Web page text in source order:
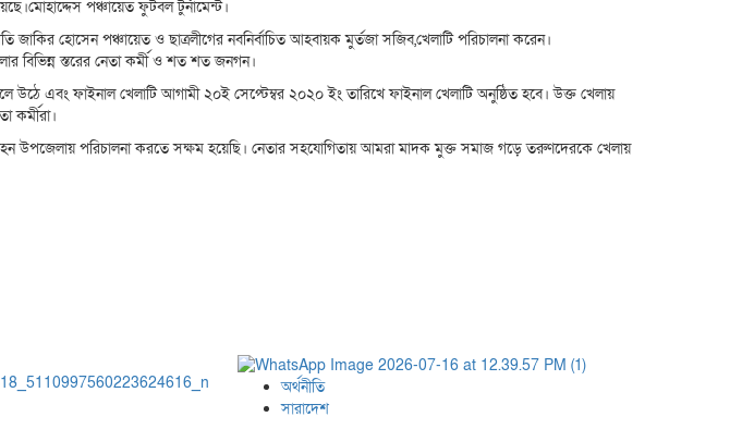
পঞ্চায়েত ফুটবল টুর্নামেন্ট।
হোসেন পঞ্চায়েত ও ছাত্রলীগের নবনির্বাচিত আহবায়ক মুর্তজা সজিব,খেলাটি পরিচালনা করেন।
বিভিন্ন স্তরের নেতা কর্মী ও শত শত জনগন।
এবং ফাইনাল খেলাটি আগামী ২০ই সেপ্টেম্বর ২০২০ ইং তারিখে ফাইনাল খেলাটি অনুষ্ঠিত হবে। উক্ত খেলায়
কর্মীরা।
উপজেলায় পরিচালনা করতে সক্ষম হয়েছি। নেতার সহযোগিতায় আমরা মাদক মুক্ত সমাজ গড়ে তরুণদেরকে খেলায়
অর্থনীতি
সারাদেশ